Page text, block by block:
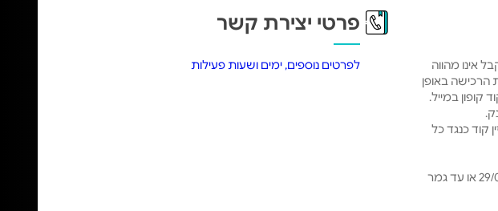
אינו מהווה
הרכישה באופן
קופון במייל.
קוד כנגד כל
ניתן לרכוש את ההטבה עד: 29/08/2026 או עד גמר
פרטי יצירת קשר
לפרטים נוספים, ימים ושעות פעילות